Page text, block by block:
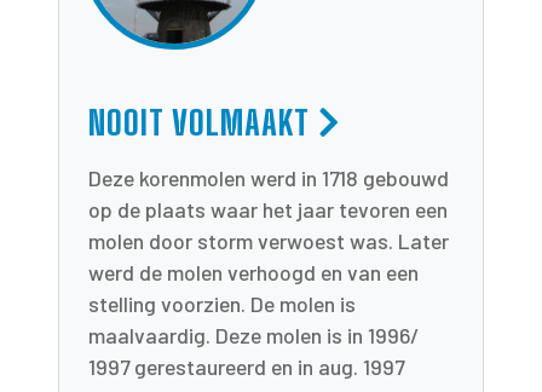
NOOIT VOLMAAKT
Deze korenmolen werd in 1718 gebouwd
op de plaats waar het jaar tevoren een
molen door storm verwoest was. Later
werd de molen verhoogd en van een
stelling voorzien. De molen is
maalvaardig. Deze molen is in 1996/
1997 gerestaureerd en in aug. 1997